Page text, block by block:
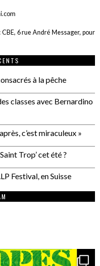
6 rue André Messager, pour
à la pêche
classes avec Bernardino
c’est miraculeux »
Trop’ cet été ?
Festival, en Suisse